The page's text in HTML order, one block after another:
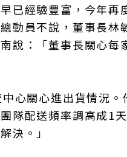
已經驗豐富，今年
動員不說，董事長
說：「董事長關心
心關心進出貨情況
隊配送頻率調高成1
決。」